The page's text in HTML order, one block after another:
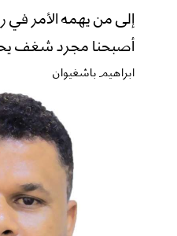
إلى من يهمه الأمر في
أصبحنا مجرد شغف
ابراهيم باشغيوان